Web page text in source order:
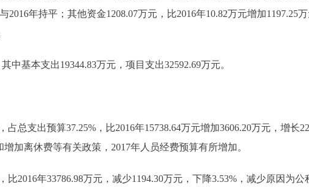
2016年持平；其他资金1208.07万元，比2016年10.82万元增加1197.25
基本支出19344.83万元，项目支出32592.69万元。
总支出预算37.25%，比2016年15738.64万元增加3606.20万元，增长
加离休费等有关政策，2017年人员经费预算有所增加。
2016年33786.98万元，减少1194.30万元，下降3.53%，减少原因为